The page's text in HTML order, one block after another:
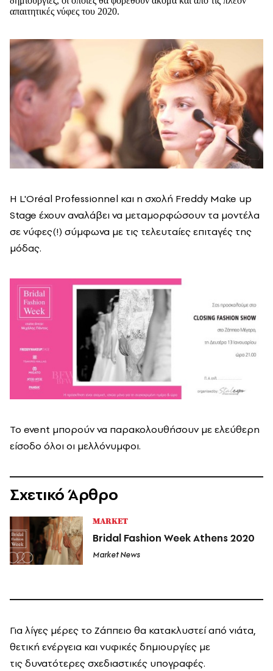
απαιτητικές νύφες του 2020.
H L'Oréal Professionnel και η σχολή Freddy Make up
Stage έχουν αναλάβει να μεταμορφώσουν τα μοντέλα
σε νύφες(!) σύμφωνα με τις τελευταίες επιταγές της
μόδας.
Το event μπορούν να παρακολουθήσουν με ελεύθερη
είσοδο όλοι οι μελλόνυμφοι.
Σχετικό Άρθρο
MARKET
Bridal Fashion Week Athens 2020
Market News
Για λίγες μέρες το Ζάππειο θα κατακλυστεί από νιάτα,
θετική ενέργεια και νυφικές δημιουργίες με
τις δυνατότερες σχεδιαστικές υπογραφές.